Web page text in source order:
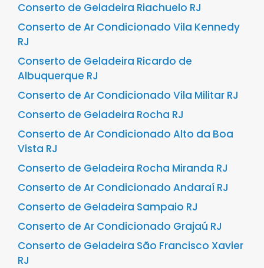
Conserto de Geladeira Riachuelo RJ
Conserto de Ar Condicionado Vila Kennedy
RJ
Conserto de Geladeira Ricardo de
Albuquerque RJ
Conserto de Ar Condicionado Vila Militar RJ
Conserto de Geladeira Rocha RJ
Conserto de Ar Condicionado Alto da Boa
Vista RJ
Conserto de Geladeira Rocha Miranda RJ
Conserto de Ar Condicionado Andaraí RJ
Conserto de Geladeira Sampaio RJ
Conserto de Ar Condicionado Grajaú RJ
Conserto de Geladeira São Francisco Xavier
RJ